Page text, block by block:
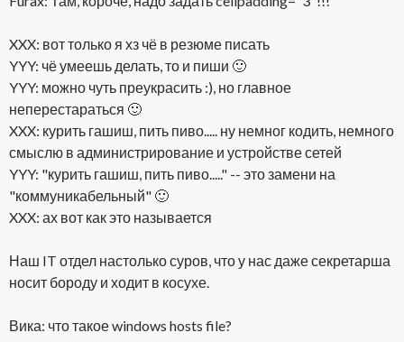
XXX: вот только я хз чё в резюме писать
YYY: чё умеешь делать, то и пиши 🙂
YYY: можно чуть преукрасить :), но главное
неперестараться 🙂
XXX: курить гашиш, пить пиво..... ну немног кодить, немного
смыслю в администрирование и устройстве сетей
YYY: "курить гашиш, пить пиво....." -- это замени на
"коммуникабельный" 🙂
XXX: ах вот как это называется
Наш IT отдел настолько суров, что у нас даже секретарша
носит бороду и ходит в косухе.
Вика: что такое windows hosts file?